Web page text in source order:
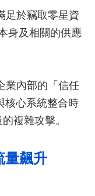
足於竊取零星資
身及相關的供應
業內部的「信任
核心系統整合時
複雜攻擊。
量飆升